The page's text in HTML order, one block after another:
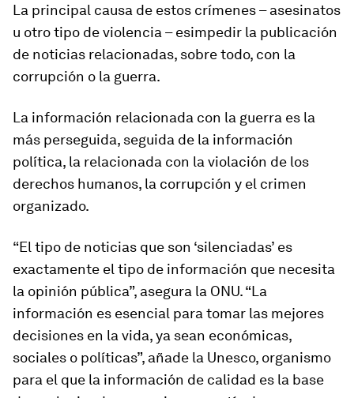
La principal causa de estos crímenes – asesinatos
u otro tipo de violencia – esimpedir la publicación
de noticias relacionadas, sobre todo, con la
corrupción o la guerra.
La información relacionada con la guerra es la
más perseguida, seguida de la información
política, la relacionada con la violación de los
derechos humanos, la corrupción y el crimen
organizado.
“El tipo de noticias que son ‘silenciadas’ es
exactamente el tipo de información que necesita
la opinión pública”, asegura la ONU. “La
información es esencial para tomar las mejores
decisiones en la vida, ya sean económicas,
sociales o políticas”, añade la Unesco, organismo
para el que la información de calidad es la base